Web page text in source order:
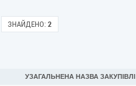
ЗНАЙДЕНО: 2
УЗАГАЛЬНЕНА НАЗВА ЗАКУПІВЛІ